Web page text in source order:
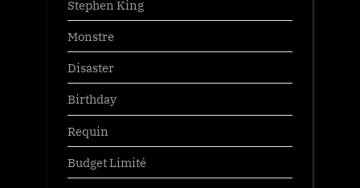
Stephen King
Monstre
Disaster
Birthday
Requin
Budget Limité